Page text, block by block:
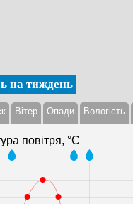
на тиждень
Вітер Опади Вологість
повітря, °С